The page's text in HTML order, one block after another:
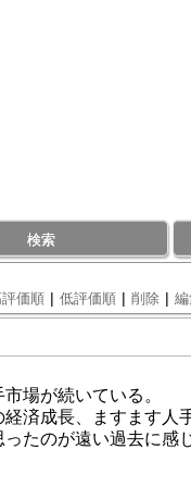
検索
価順 | 低評価順 | 削除 | 編
場が続いている。
済成長、ますます人
たのが遠い過去に感